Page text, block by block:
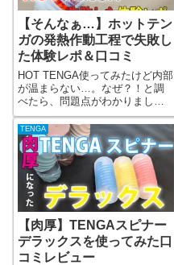
【そんなぁ…】ホットテン
ガの発熱作動工程で失敗し
た体験レポ＆口コミ
HOT TENGA使ってみたけど内部
が温まらない…。なぜ？！と調
べたら、問題点がわかりまし
た。もし、これからホットテン
ガを買おうと思っている方は、
ぜひこの記事をチェックしてお
いてください。
TENGA
【肉厚】TENGAスピナー
デラックスを使ってみた口
コミレビュー